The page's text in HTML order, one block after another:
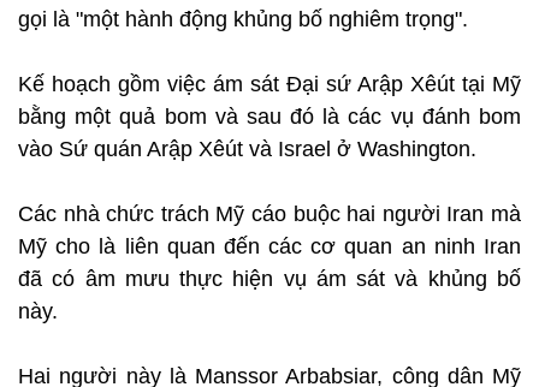
gọi là "một hành động khủng bố nghiêm trọng".
Kế hoạch gồm việc ám sát Đại sứ Arập Xêút tại Mỹ
bằng một quả bom và sau đó là các vụ đánh bom
vào Sứ quán Arập Xêút và Israel ở Washington.
Các nhà chức trách Mỹ cáo buộc hai người Iran mà
Mỹ cho là liên quan đến các cơ quan an ninh Iran
đã có âm mưu thực hiện vụ ám sát và khủng bố
này.
Hai người này là Manssor Arbabsiar, công dân Mỹ